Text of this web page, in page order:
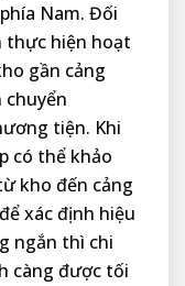
Nam. Đối
thực hiện hoạt
gần cảng
chuyển
tiện. Khi
có thể khảo
kho đến cảng
xác định hiệu
ngắn thì chi
càng được tối